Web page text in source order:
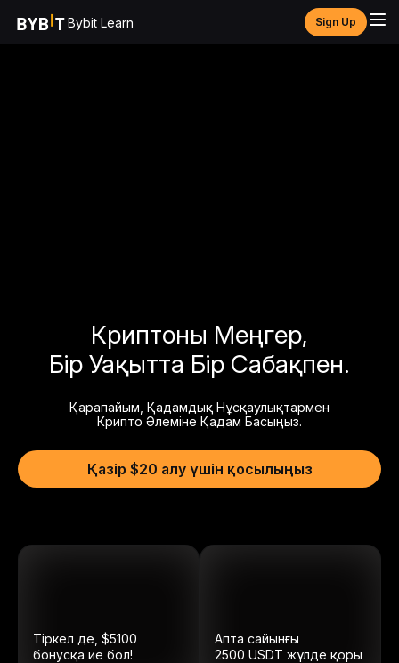
Bybit Learn Sign Up
Криптоны Меңгер,
Бір Уақытта Бір Сабақпен.
Қарапайым, Қадамдық Нұсқаулықтармен
Крипто Әлеміне Қадам Басыңыз.
Қазір $20 алу үшін қосылыңыз
Тіркел де, $5100
бонусқа ие бол!
Апта сайынғы
2500 USDT жүлде қоры